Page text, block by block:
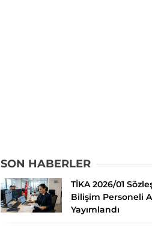
SON HABERLER
TİKA 2026/01
Bilişim Personeli
Yayımlandı